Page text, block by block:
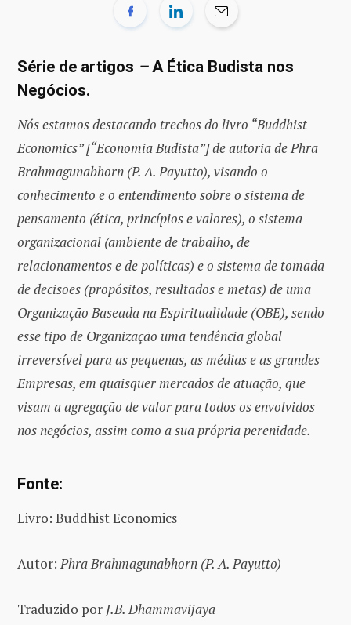
Série de artigos – A Ética Budista nos
Negócios.
Nós estamos destacando trechos do livro “Buddhist
Economics” [“Economia Budista”] de autoria de Phra
Brahmagunabhorn (P. A. Payutto), visando o
conhecimento e o entendimento sobre o sistema de
pensamento (ética, princípios e valores), o sistema
organizacional (ambiente de trabalho, de
relacionamentos e de políticas) e o sistema de tomada
de decisões (propósitos, resultados e metas) de uma
Organização Baseada na Espiritualidade (OBE), sendo
esse tipo de Organização uma tendência global
irreversível para as pequenas, as médias e as grandes
Empresas, em quaisquer mercados de atuação, que
visam a agregação de valor para todos os envolvidos
nos negócios, assim como a sua própria perenidade.
Fonte:
Livro: Buddhist Economics
Autor:Phra Brahmagunabhorn (P. A. Payutto)
Traduzido por J.B. Dhammavijaya